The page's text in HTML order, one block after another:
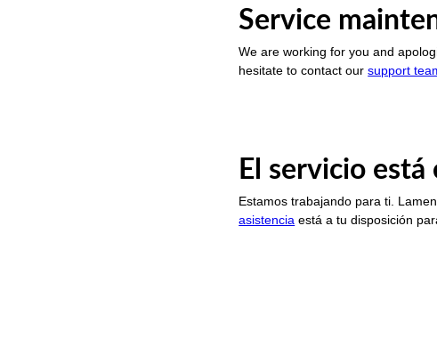
Service
We are working for you and
hesitate to contact oursupport
El servicio
Estamos trabajando para ti.
asistencia está a tu disposición